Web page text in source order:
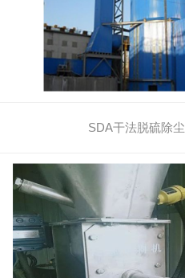
SDA干法脱硫除尘